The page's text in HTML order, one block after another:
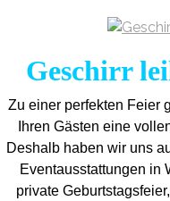
Geschirr
Zu einer perfekten Feier
Ihren Gästen eine
Deshalb haben wir uns
Eventausstattungen in
private